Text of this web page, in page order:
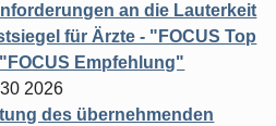
an die Lauterkeit
für Ärzte - "FOCUS Top
Empfehlung"
2026
des übernehmenden